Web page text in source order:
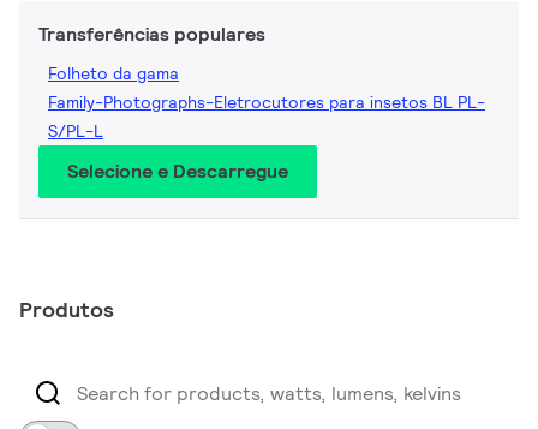
Transferências populares
Folheto da gama
Family-Photographs-Eletrocutores para insetos BL PL-
S/PL-L
Selecione e Descarregue
Produtos